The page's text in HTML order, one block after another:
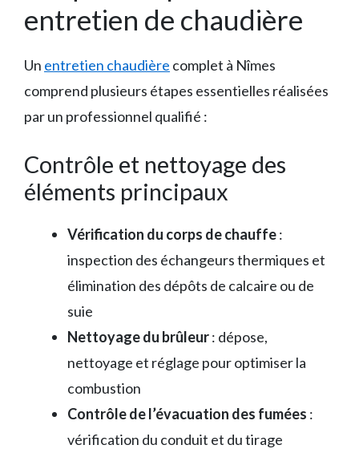
entretien de chaudière
Un entretien chaudière complet à Nîmes
comprend plusieurs étapes essentielles réalisées
par un professionnel qualifié :
Contrôle et nettoyage des
éléments principaux
Vérification du corps de chauffe:
inspection des échangeurs thermiques et
élimination des dépôts de calcaire ou de
suie
Nettoyage du brûleur: dépose,
nettoyage et réglage pour optimiser la
combustion
Contrôle de l’évacuation des fumées :
vérification du conduit et du tirage